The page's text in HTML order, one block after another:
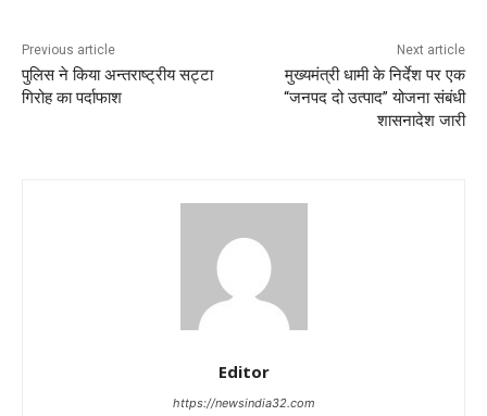
Previous article
पुलिस ने किया अन्तराष्ट्रीय सट्टा
गिरोह का पर्दाफाश
Next article
मुख्यमंत्री धामी के निर्देश पर एक
“जनपद दो उत्पाद” योजना संबंधी
शासनादेश जारी
Editor
https://newsindia32.com